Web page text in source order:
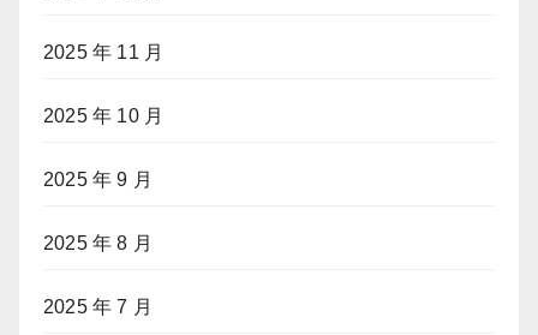
2025 年 11 月
2025 年 10 月
2025 年 9 月
2025 年 8 月
2025 年 7 月